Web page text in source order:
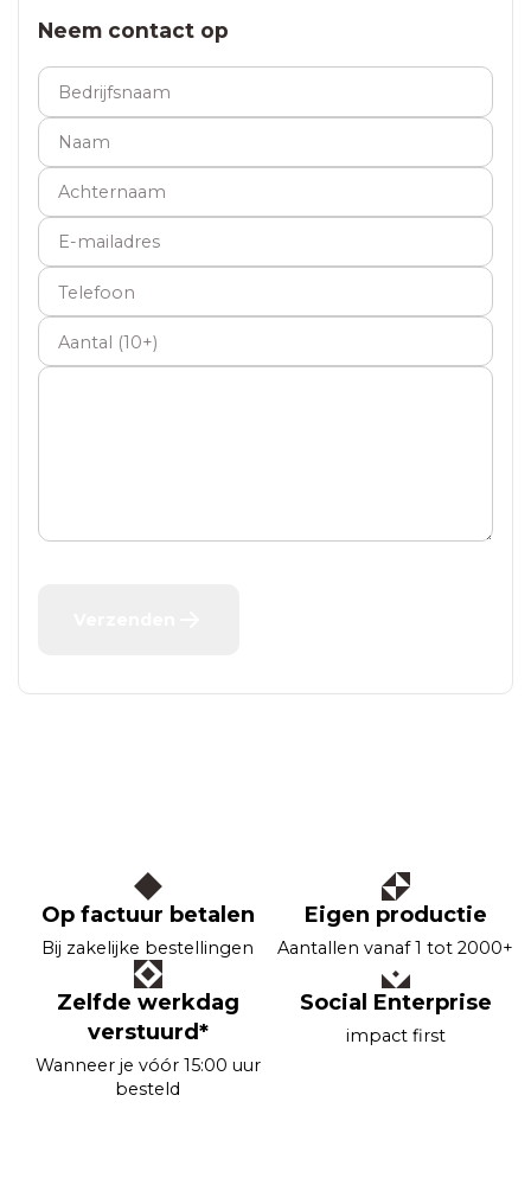
Neem contact op
Bedrijfsnaam
Naam
Achternaam
E-mailadres
Telefoon
Aantal
Op factuur betalen
Bij zakelijke bestellingen
Eigen productie
Aantallen vanaf 1 tot 2000+
Zelfde werkdag
verstuurd*
Wanneer je vóór 15:00 uur
besteld
Social Enterprise
impact first